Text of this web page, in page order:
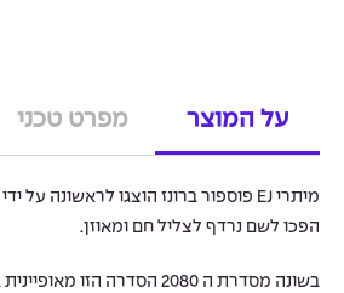
על המוצר מפרט טכני
הפכו לשם נרדף לצליל חם ומאוזן.
בשונה מסדרת ה 2080 הסדרה הזו